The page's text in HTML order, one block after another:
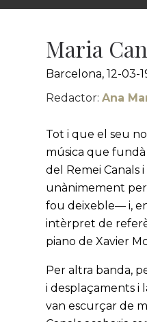
Maria
Barcelona, 12-03-
Redactor:Ana
Tot i que el seu
música que fundà
del Remei
unànimement per
fou deixeble— i,
intèrpret de
piano de Xavier
Per altra banda,
i desplaçaments i
van escurçar de